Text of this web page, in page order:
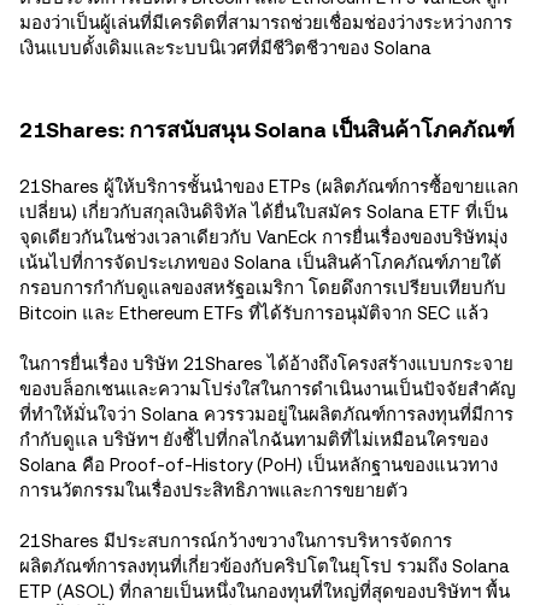
มองว่าเป็นผู้เล่นที่มีเครดิตที่สามารถช่วยเชื่อมช่องว่างระหว่างการ
เงินแบบดั้งเดิมและระบบนิเวศที่มีชีวิตชีวาของ Solana
21Shares: การสนับสนุน Solana เป็นสินค้าโภคภัณฑ์
21Shares ผู้ให้บริการชั้นนำของ ETPs (ผลิตภัณฑ์การซื้อขายแลก
เปลี่ยน) เกี่ยวกับสกุลเงินดิจิทัล ได้ยื่นใบสมัคร Solana ETF ที่เป็น
จุดเดียวกันในช่วงเวลาเดียวกับ VanEck การยื่นเรื่องของบริษัทมุ่ง
เน้นไปที่การจัดประเภทของ Solana เป็นสินค้าโภคภัณฑ์ภายใต้
กรอบการกำกับดูแลของสหรัฐอเมริกา โดยดึงการเปรียบเทียบกับ
Bitcoin และ Ethereum ETFs ที่ได้รับการอนุมัติจาก SEC แล้ว
ในการยื่นเรื่อง บริษัท 21Shares ได้อ้างถึงโครงสร้างแบบกระจาย
ของบล็อกเชนและความโปร่งใสในการดำเนินงานเป็นปัจจัยสำคัญ
ที่ทำให้มั่นใจว่า Solana ควรรวมอยู่ในผลิตภัณฑ์การลงทุนที่มีการ
กำกับดูแล บริษัทฯ ยังชี้ไปที่กลไกฉันทามติที่ไม่เหมือนใครของ
Solana คือ Proof-of-History (PoH) เป็นหลักฐานของแนวทาง
การนวัตกรรมในเรื่องประสิทธิภาพและการขยายตัว
21Shares มีประสบการณ์กว้างขวางในการบริหารจัดการ
ผลิตภัณฑ์การลงทุนที่เกี่ยวข้องกับคริปโตในยุโรป รวมถึง Solana
ETP (ASOL) ที่กลายเป็นหนึ่งในกองทุนที่ใหญ่ที่สุดของบริษัทฯ พื้น